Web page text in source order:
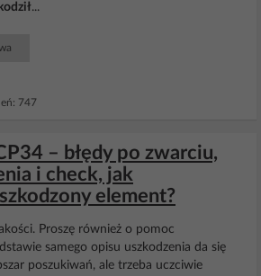
...
747
– błędy po zwarciu,
i check, jak
element?
Proszę również o pomoc
samego opisu uszkodzenia da się
poszukiwań, ale trzeba uczciwie